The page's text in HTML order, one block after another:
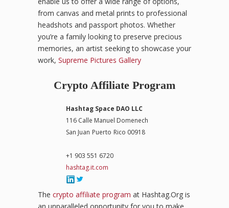
from canvas and metal prints to professional
headshots and passport photos. Whether
you’re a family looking to preserve precious
memories, an artist seeking to showcase your
work, Supreme Pictures Gallery
Crypto Affiliate Program
Hashtag Space DAO LLC
116 Calle Manuel Domenech
San Juan Puerto Rico 00918
+1 903 551 6720
hashtag.it.com
The crypto affiliate program at Hashtag.Org is